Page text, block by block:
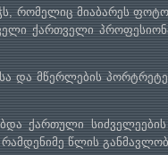
რომელიც მიაბარეს
ქართველი
და მწერლების
სიძველეების
წლის